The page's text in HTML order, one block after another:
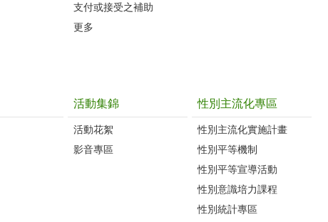
支付或接受之補助
更多
活動集錦
活動花絮
影音專區
性別主流化專區
性別主流化實施計畫
性別平等機制
性別平等宣導活動
性別意識培力課程
性別統計專區